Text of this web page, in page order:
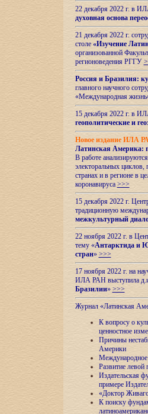
22 декабря 2022 г. в
духовная основа
21 декабря 2022 г.
столе «Изучение
организованной
регионоведения РГГУ
Россия и Бразилия:
главного научного
«Международная
15 декабря 2022 г. в
геополитические и
Новое издание ИЛА
Латинская Америка:
В работе
электоральных циклов,
странах и в регионе в
коронавируса >>>
15 декабря 2022 г.
традиционную
межкультурный
22 ноября 2022 г. в
тему «Антарктида и
стран» >>>
17 ноября 2022 г. на
ИЛА РАН выступила
Бразилии» >>>
Журнал «Латинская
К вопросу о
ценностное
Причины
Америки
Международное
Развитие левой
Издательская
примере
«Доктор
К поиску